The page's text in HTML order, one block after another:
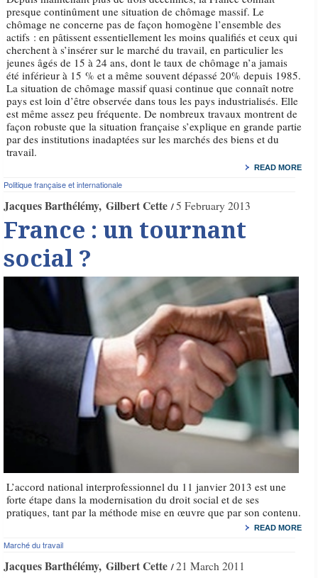
presque continûment une situation de chômage massif. Le
chômage ne concerne pas de façon homogène l’ensemble des
actifs : en pâtissent essentiellement les moins qualifiés et ceux qui
cherchent à s’insérer sur le marché du travail, en particulier les
jeunes âgés de 15 à 24 ans, dont le taux de chômage n’a jamais
été inférieur à 15 % et a même souvent dépassé 20% depuis 1985.
La situation de chômage massif quasi continue que connaît notre
pays est loin d’être observée dans tous les pays industrialisés. Elle
est même assez peu fréquente. De nombreux travaux montrent de
façon robuste que la situation française s’explique en grande partie
par des institutions inadaptées sur les marchés des biens et du
travail.
READ MORE
Politique française et internationale
Jacques Barthélémy Gilbert Cette 5 February 2013
France : un tournant
social ?
L’accord national interprofessionnel du 11 janvier 2013 est une
forte étape dans la modernisation du droit social et de ses
pratiques, tant par la méthode mise en œuvre que par son contenu.
READ MORE
Marché du travail
Jacques Barthélémy Gilbert Cette 21 March 2011